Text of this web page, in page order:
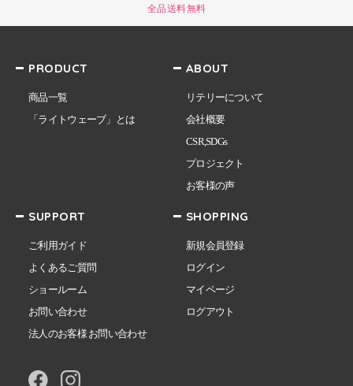
全品送料無料
PRODUCT
商品一覧
「ライトウェーブ」とは
ABOUT
リテリーについて
会社概要
CSR,SDGs
プロジェクト
お客様の声
SUPPORT
ご利用ガイド
よくあるご質問
ショールーム
お問い合わせ
法人のお客様 お問い合わせ
SHOPPING
新規会員登録
ログイン
マイページ
ログアウト